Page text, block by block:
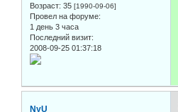
Возраст: 35 [1990-09-06]
Провел на форуме:
1 день 3 часа
Последний визит:
2008-09-25 01:37:18
NyU